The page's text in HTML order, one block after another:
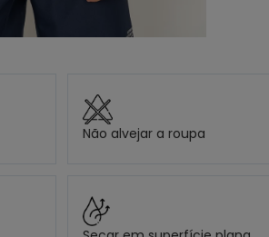
Não alvejar a roupa